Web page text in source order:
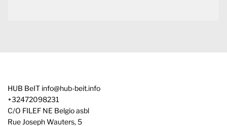
HUB BeIT info@hub-beit.info
+32472098231
C/O FILEF NE Belgio asbl
Rue Joseph Wauters, 5